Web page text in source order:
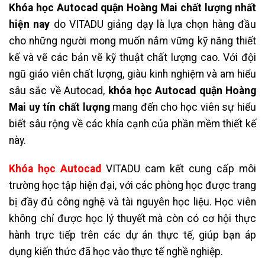
Khóa học Autocad quận Hoàng Mai chất lượng nhất
hiện nay do VITADU giảng dạy là lựa chọn hàng đầu
cho những người mong muốn nắm vững kỹ năng thiết
kế và vẽ các bản vẽ kỹ thuật chất lượng cao. Với đội
ngũ giáo viên chất lượng, giàu kinh nghiệm và am hiểu
sâu sắc về Autocad, khóa học Autocad quận Hoàng
Mai uy tín chất lượngmang đến cho học viên sự hiểu
biết sâu rộng về các khía cạnh của phần mềm thiết kế
này.
Khóa học Autocad VITADU cam kết cung cấp môi
trường học tập hiện đại, với các phòng học được trang
bị đầy đủ công nghệ và tài nguyên học liệu. Học viên
không chỉ được học lý thuyết mà còn có cơ hội thực
hành trực tiếp trên các dự án thực tế, giúp bạn áp
dụng kiến thức đã học vào thực tế nghề nghiệp.